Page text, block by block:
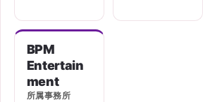
BPM
Entertain
ment
所属事務所